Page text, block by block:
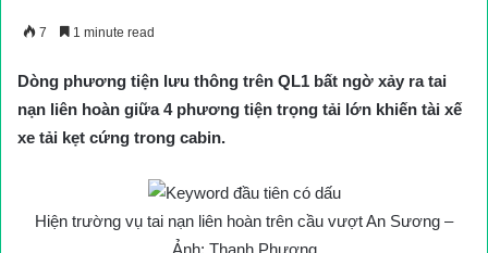
7 1 minute read
Dòng phương tiện lưu thông trên QL1 bất ngờ xảy ra tai
nạn liên hoàn giữa 4 phương tiện trọng tải lớn khiến tài xế
xe tải kẹt cứng trong cabin.
Hiện trường vụ tai nạn liên hoàn trên cầu vượt An Sương –
Ảnh: Thanh Phương